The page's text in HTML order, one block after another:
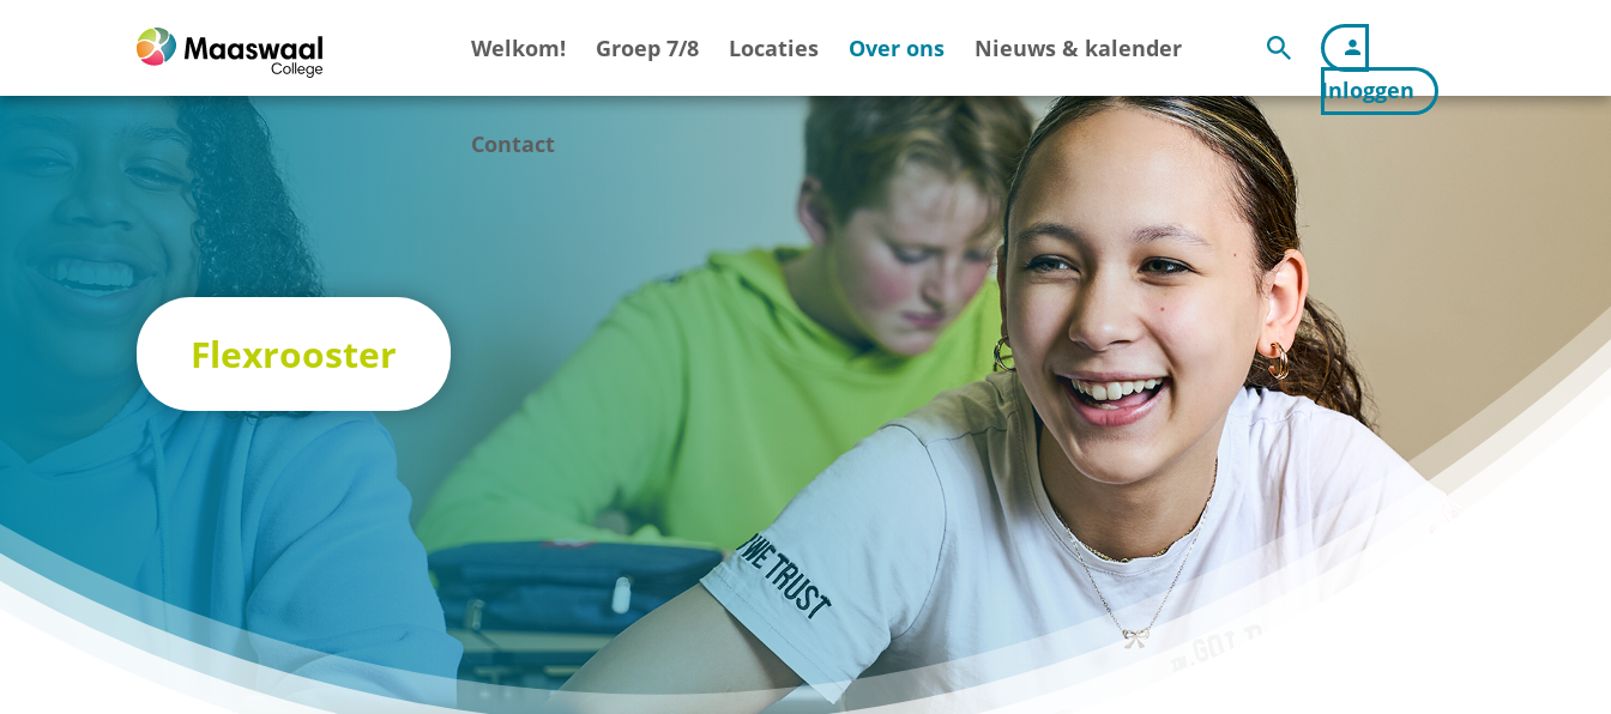
Welkom! Groep 7/8 Locaties Over ons Nieuws & kalender
Contact
Inloggen
Flexrooster